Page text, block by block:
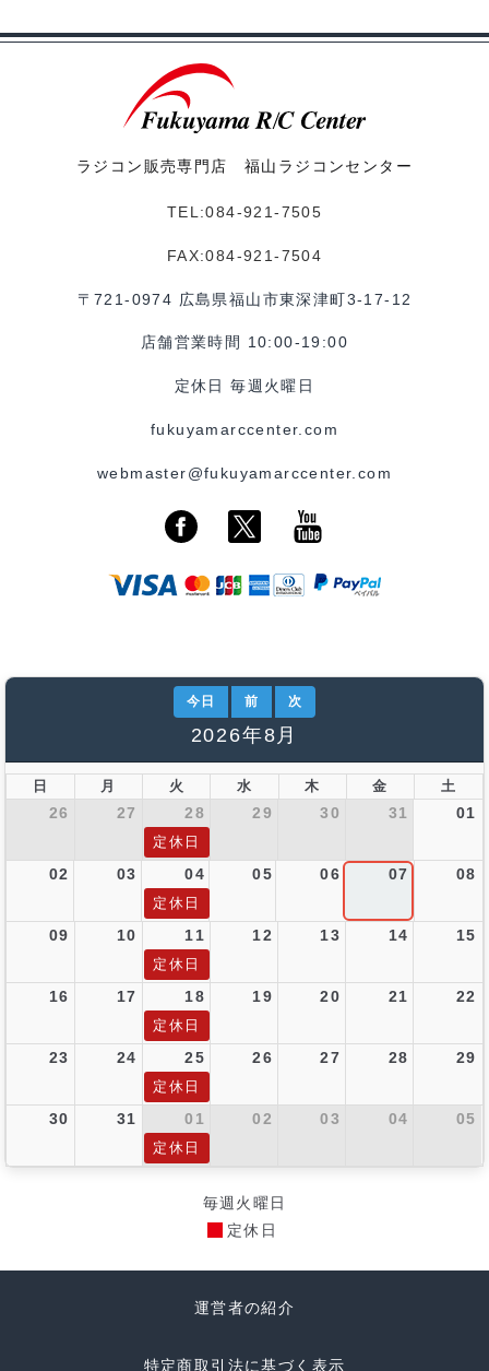
ラジコン販売専門店 福山ラジコンセンター
TEL:084-921-7505
FAX:084-921-7504
〒721-0974 広島県福山市東深津町3-17-12
店舗営業時間 10:00-19:00
定休日 毎週火曜日
fukuyamarccenter.com
webmaster@fukuyamarccenter.com
今日 前 次
2026年8月
日 月 火 水 木 金 土
26 27 28 29 30 31 01
定休日
02 03 04 05 06 07 08
定休日
09 10 11 12 13 14 15
定休日
16 17 18 19 20 21 22
定休日
23 24 25 26 27 28 29
定休日
30 31 01 02 03 04 05
定休日
毎週火曜日
定休日
運営者の紹介
特定商取引法に基づく表示